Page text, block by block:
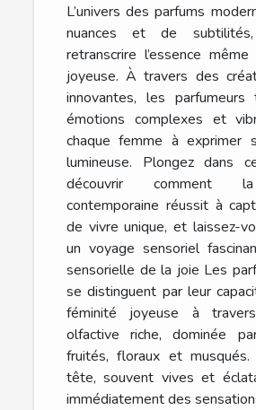
L’univers des parfums
nuances et de
retranscrire l’essence
joyeuse. À travers des
innovantes, les parfumeurs
émotions complexes et
chaque femme à exprimer
lumineuse. Plongez dans
découvrir comment
contemporaine réussit à
de vivre unique, et laissez-
un voyage sensoriel
sensorielle de la joie Les
se distinguent par leur
féminité joyeuse à
olfactive riche, dominée
fruités, floraux et
tête, souvent vives et
immédiatement des